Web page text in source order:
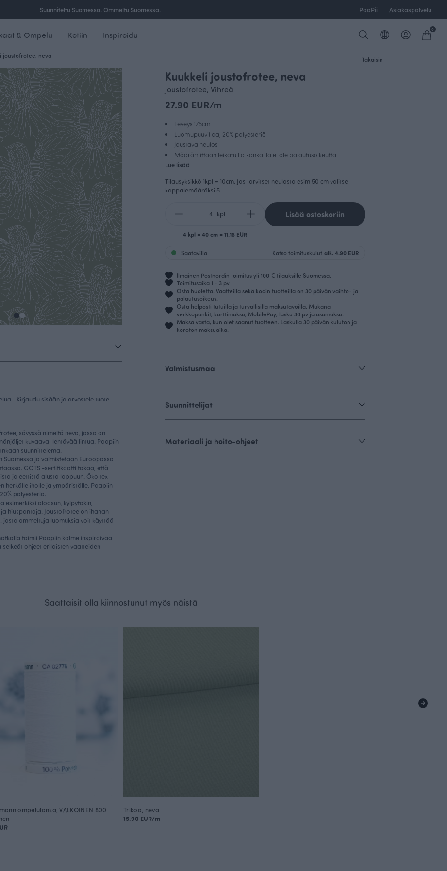
Ilmainen toimitus yli 100 € tilauksille Suomessa. PaaPii Asiakaspalvelu
& Ompelu Kotiin Inspiroidu
0
joustofrotee, neva Takaisin
Kirjaudu sisään ja arvostele tuote.
sävyssä nimeltä neva, jossa on
kuvaavat lentävää lintua. Paapiin
suunnittelema.
Suomessa ja valmistetaan Euroopassa
GOTS -sertifikaatti takaa, että
ja eettistä alusta loppuun. Öko tex
herkälle iholle ja ympäristölle. Paapiin
polyesteria.
oloasun, kylpytakin,
hiuspantoja. Joustofrotee on ihanan
ommeltuja luomuksia voit käyttää
toimii Paapiin kolme inspiroivaa
ohjeet erilaisten vaatteiden
Kuukkeli joustofrotee, neva
Joustofrotee, Vihreä
27.90 EUR/m
Leveys 175cm
Luomupuuvillaa, 20% polyesteriä
Joustava neulos
Määrämittaan leikatuilla kankailla ei ole palautusoikeutta
Lue lisää
Tilausyksikkö 1kpl = 10cm. Jos tarvitset neulosta esim 50 cm valitse
kappalemääräksi 5.
kpl Lisää ostoskoriin
4 kpl = 40 cm = 11.16 EUR
Saatavilla Katso toimituskulut alk. 4.90 EUR
Ilmainen Postnordin toimitus yli 100 € tilauksille Suomessa.
Toimitusaika 1 - 3 pv
Osta huoletta. Vaatteilla sekä kodin tuotteilla on 30 päivän vaihto- ja
palautusoikeus.
Osta helposti tutuilla ja turvallisilla maksutavoilla. Mukana
verkkopankit, korttimaksu, MobilePay, lasku 30 pv ja osamaksu.
Maksa vasta, kun olet saanut tuotteen. Laskulla 30 päivän kuluton ja
koroton maksuaika.
Valmistusmaa
Suunnittelijat
Materiaali ja hoito-ohjeet
Saattaisit olla kiinnostunut myös näistä
ompelulanka, VALKOINEN 800
Trikoo, neva
15.90 EUR/m